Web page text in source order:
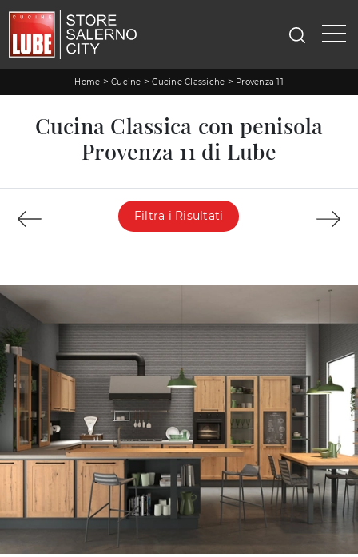
Home > Cucine >Cucine Classiche > Provenza 11
Cucina Classica con penisola
Provenza 11 di Lube
Filtra i Risultati